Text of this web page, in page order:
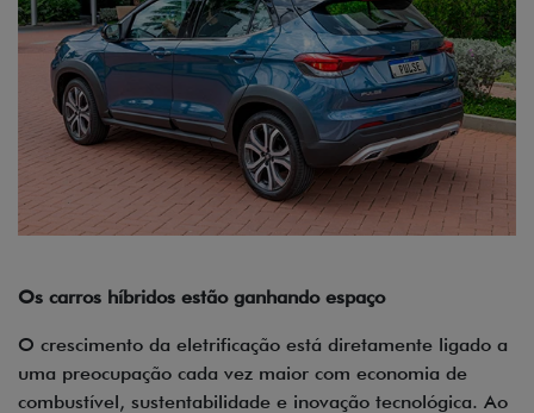
Os carros híbridos estão ganhando espaço
O crescimento da eletrificação está diretamente ligado a
uma preocupação cada vez maior com economia de
combustível, sustentabilidade e inovação tecnológica. Ao